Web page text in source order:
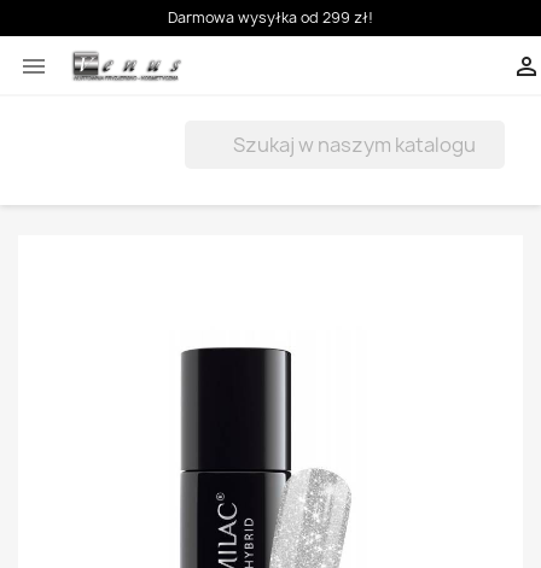
Darmowa wysyłka od 299 zł!
 